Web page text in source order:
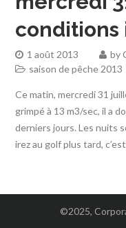
conditions
1 août 2013 by
saison de pêche 2013
Ce matin, mercredi 31
grimpé à 13 m3/sec, il a
derniers jours. Les nuits
irez au golf plus tard,
©2025,